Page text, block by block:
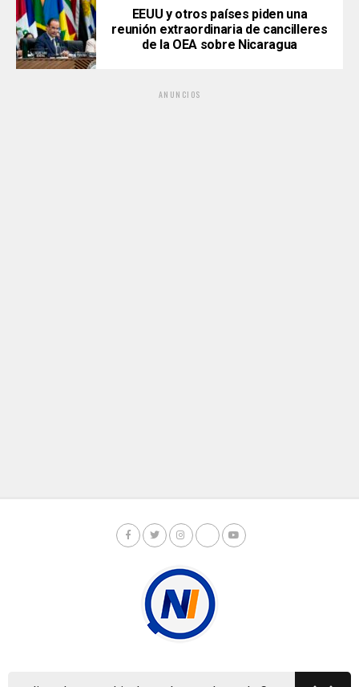
EEUU y otros países piden una
reunión extraordinaria de cancilleres
de la OEA sobre Nicaragua
ANUNCIOS